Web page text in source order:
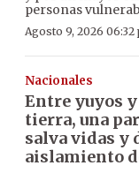
personas
Agosto 9, 2026 06:32
Nacionales
Entre yuyos
tierra, una
salva vidas y
aislamiento